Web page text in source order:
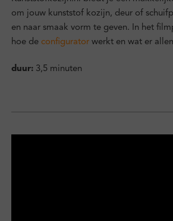
om jouw kunststof kozijn, deur of
en naar smaak vorm te geven. In het
hoe de configuratorwerkt en wat er
duur:3,5 minuten